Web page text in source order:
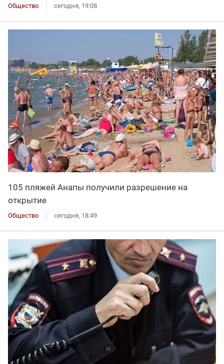
Общество сегодня, 19:08
105 пляжей Анапы получили разрешение на
открытие
Общество сегодня, 18:49